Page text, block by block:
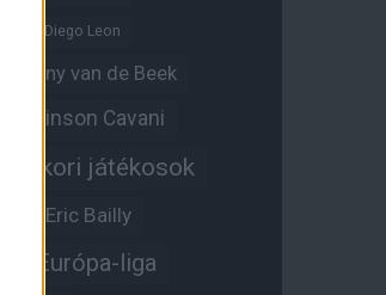
Diego Leon
Donny van de Beek
Edinson Cavani
Egykori játékosok
Eric Bailly
Európa-liga